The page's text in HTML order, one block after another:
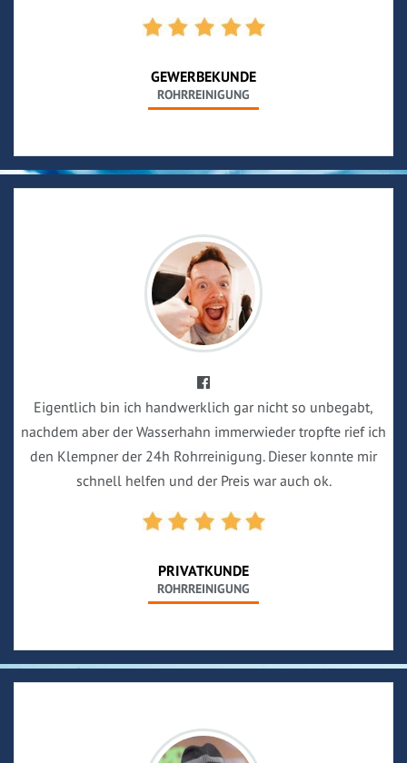
GEWERBEKUNDE
ROHRREINIGUNG
Eigentlich bin ich handwerklich gar nicht so unbegabt,
nachdem aber der Wasserhahn immerwieder tropfte rief ich
den Klempner der 24h Rohrreinigung. Dieser konnte mir
schnell helfen und der Preis war auch ok.
PRIVATKUNDE
ROHRREINIGUNG